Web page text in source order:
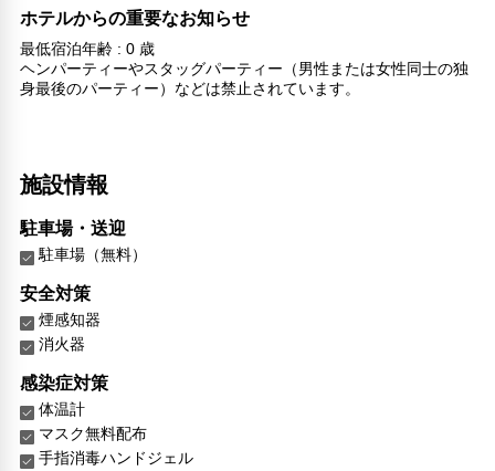
ホテルからの重要なお知らせ
最低宿泊年齢 : 0 歳
ヘンパーティーやスタッグパーティー（男性または女性同士の独
身最後のパーティー）などは禁止されています。
施設情報
駐車場・送迎
駐車場（無料）
安全対策
煙感知器
消火器
感染症対策
体温計
マスク無料配布
手指消毒ハンドジェル